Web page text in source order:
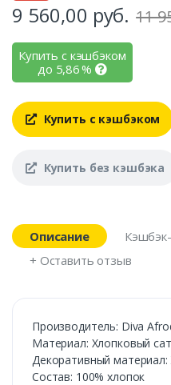
9 560,00 руб. 11
Купить с кэшбэком
до 5,86%
Купить с кэшбэком
Купить без кэшбэка
Описание
+ Оставить отзыв
Производитель: Diva
Материал: Хлопковый
Декоративный
Состав: 100% хлопок